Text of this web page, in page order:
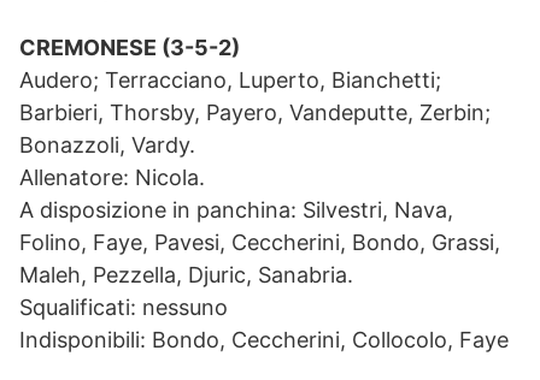
CREMONESE (3-5-2)
Audero; Terracciano, Luperto, Bianchetti;
Barbieri, Thorsby, Payero, Vandeputte, Zerbin;
Bonazzoli, Vardy.
Allenatore: Nicola.
A disposizione in panchina: Silvestri, Nava,
Folino, Faye, Pavesi, Ceccherini, Bondo, Grassi,
Maleh, Pezzella, Djuric, Sanabria.
Squalificati: nessuno
Indisponibili: Bondo, Ceccherini, Collocolo, Faye